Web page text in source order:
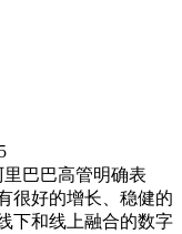
巴巴高管明确表
很好的增长、稳健的
下和线上融合的数字